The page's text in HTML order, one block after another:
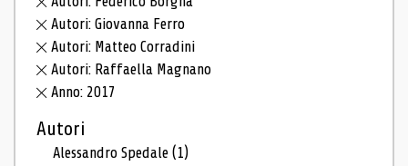
Autori: Giovanna Ferro
Autori: Matteo Corradini
Autori: Raffaella Magnano
Anno: 2017
Autori
Alessandro Spedale(1)